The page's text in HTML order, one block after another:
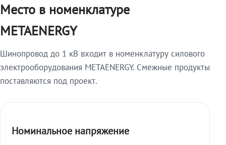
Место в номенклатуре
METAENERGY
Шинопровод до 1 кВ входит в номенклатуру силового
электрооборудования METAENERGY. Смежные продукты
поставляются под проект.
Номинальное напряжение